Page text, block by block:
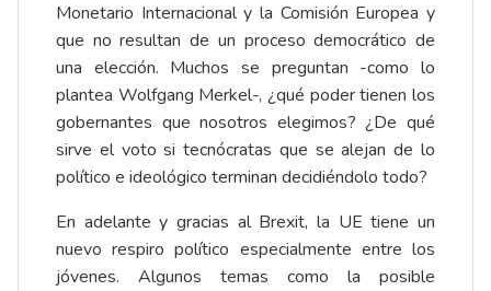
Monetario Internacional y la Comisión Europea y
que no resultan de un proceso democrático de
una elección. Muchos se preguntan -como lo
plantea Wolfgang Merkel-, ¿qué poder tienen los
gobernantes que nosotros elegimos? ¿De qué
sirve el voto si tecnócratas que se alejan de lo
político e ideológico terminan decidiéndolo todo?
En adelante y gracias al Brexit, la UE tiene un
nuevo respiro político especialmente entre los
jóvenes. Algunos temas como la posible